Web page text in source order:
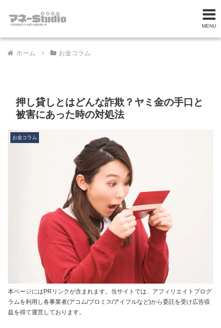
MENU
ホーム お金コラム
押し貸しとはどんな詐欺？ヤミ金の手口と
被害にあった時の対処法
本ページにはPRリンクが含まれます。当サイトでは、アフィリエイトプログ
ラムを利用し各事業者(アコム/プロミス/アイフルなど)から委託を受け広告収
益を得て運営しております。
お金コラム